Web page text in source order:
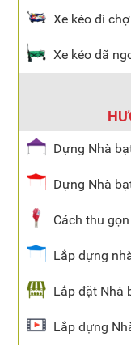
Xe kéo đi chợ
Xe kéo dã
Dựng Nhà
Dựng Nhà
Cách thu
Lắp dựng
Lắp đặt Nhà
Lắp dựng